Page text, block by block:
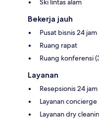
Ski lintas alam
Bekerja jauh
Pusat bisnis 24 jam
Ruang rapat
Ruang konferensi
Layanan
Resepsionis 24 jam
Layanan concierge
Layanan dry